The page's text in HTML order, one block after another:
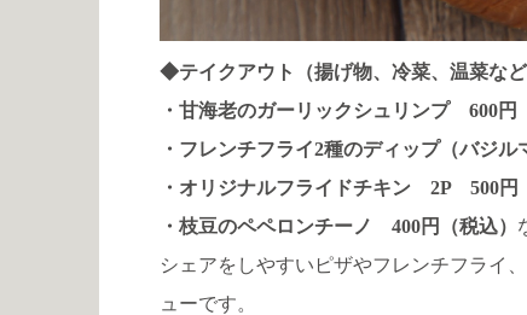
◆テイクアウト（揚げ物、冷菜、温菜
・甘海老のガーリックシュリンプ 600円
・フレンチフライ2種のディップ（バジ
・オリジナルフライドチキン 2P 500円
・枝豆のペペロンチーノ 400円（税込）
シェアをしやすいピザやフレンチフライ
ューです。